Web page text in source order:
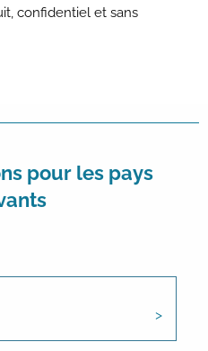
confidentiel et sans
pour les pays